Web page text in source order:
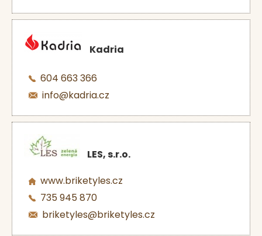
Kadria
604 663 366
info@kadria.cz
LES, s.r.o.
www.briketyles.cz
735 945 870
briketyles@briketyles.cz